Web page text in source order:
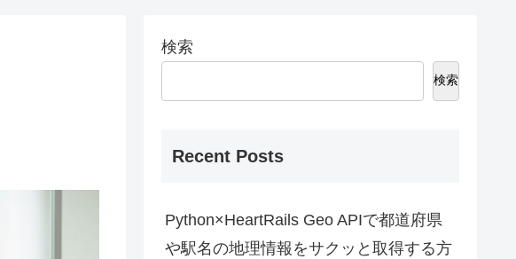
検索
検索
Recent Posts
Python×HeartRails Geo APIで都道府県
や駅名の地理情報をサクッと取得する方